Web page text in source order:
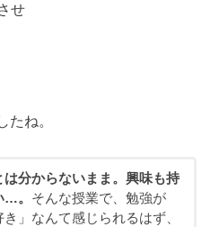
せ
たね。
は分からないまま。興味も持
…。 そんな授業で、勉強が
き」なんて感じられるはず、